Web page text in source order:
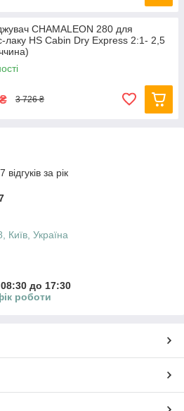
CHAMALEON 280 для
лаку HS Cabin Dry Express 2:1- 2,5
₴ 3 726 ₴
за рік
Київ, Україна
до 17:30
роботи